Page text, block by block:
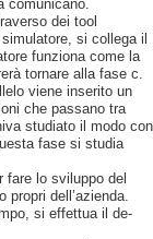
comunicano.
dei tool
si collega il
funziona come la
tornare alla fase c.
viene inserito un
che passano tra
studiato il modo con
fase si studia
fare lo sviluppo del
dell’azienda.
si effettua il de-